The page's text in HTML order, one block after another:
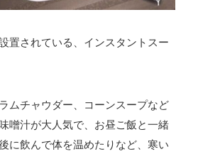
置されている、インスタントスー
ムチャウダー、コーンスープなど
噌汁が大人気で、お昼ご飯と一緒
に飲んで体を温めたりなど、寒い